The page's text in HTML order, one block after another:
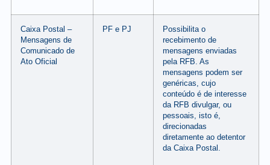
Caixa Postal –
Mensagens de
Comunicado de
Ato Oficial
PF e PJ
Possibilita o
recebimento de
mensagens enviadas
pela RFB. As
mensagens podem ser
genéricas, cujo
conteúdo é de interesse
da RFB divulgar, ou
pessoais, isto é,
direcionadas
diretamente ao detentor
da Caixa Postal.